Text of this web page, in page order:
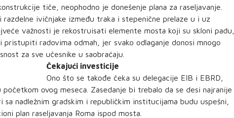
tiče, neophodno je donešenje plana za raseljavanje.
razdelne ivičnjake između traka i stepenične prelaze u i uz
važnosti je rekostruisati elemente mosta koji su skloni padu,
radovima odmah, jer svako odlaganje donosi mnogo
za sve učesnike u saobraćaju.
Čekajući investicije
Ono što se takođe čeka su delegacije EIB i EBRD,
ovog meseca. Zasedanje bi trebalo da se desi najranije
sa nadležnim gradskim i republičkim institucijama budu uspešni,
plan raseljavanja Roma ispod mosta.